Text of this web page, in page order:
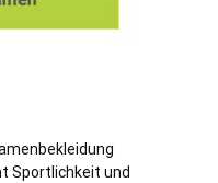
Sportlichkeit und